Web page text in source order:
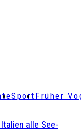
Sport Früher
alle See-